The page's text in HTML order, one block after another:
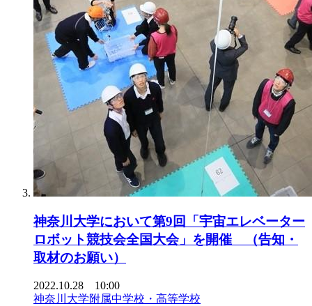
神奈川大学において第9回「宇宙エレベーター
ロボット競技会全国大会」を開催 （告知・
取材のお願い）
2022.10.28 10:00
神奈川大学附属中学校・高等学校